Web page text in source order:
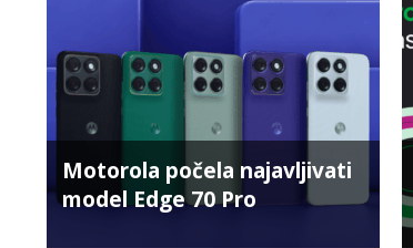
Motorola počela najavljivati
model Edge 70 Pro